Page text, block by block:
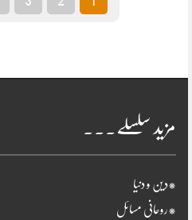
مزید سلسلے۔۔۔
*دین و دنیا
*روحانی مسائل